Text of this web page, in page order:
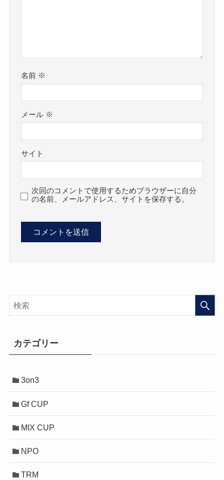
名前 ※
メール ※
サイト
次回のコメントで使用するためブラウザーに自分
の名前、メールアドレス、サイトを保存する。
カテゴリー
3on3
Gf CUP
MIX CUP
NPO
TRM